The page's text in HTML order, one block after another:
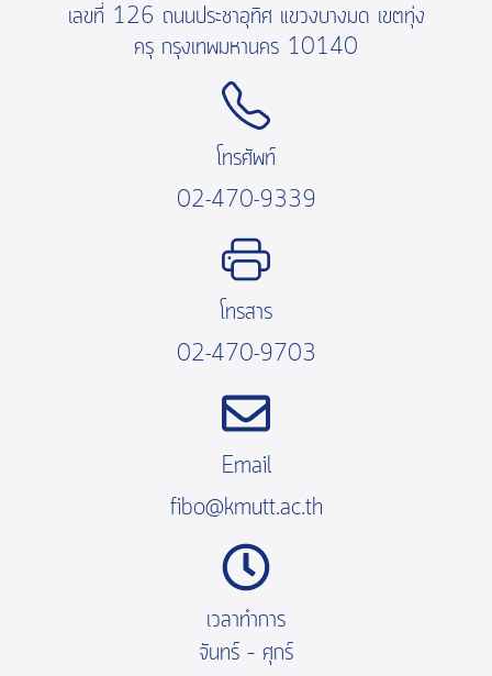
เลขที่ 126 ถนนประชาอุทิศ แขวงบางมด เขตทุ่ง
ครุ กรุงเทพมหานคร 10140
โทรศัพท์
02-470-9339
โทรสาร
02-470-9703
Email
fibo@kmutt.ac.th
เวลาทำการ
จันทร์ – ศุกร์